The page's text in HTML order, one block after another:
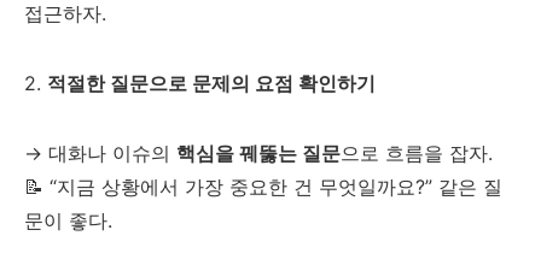
접근하자.
2. 적절한 질문으로 문제의 요점 확인하기
→ 대화나 이슈의 핵심을 꿰뚫는 질문으로 흐름을 잡자.
📝 “지금 상황에서 가장 중요한 건 무엇일까요?” 같은 질
문이 좋다.